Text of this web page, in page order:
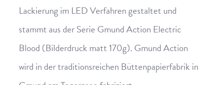
Lackierung im LED Verfahren gestaltet und
stammt aus der Serie Gmund Action Electric
Blood (Bilderdruck matt 170g). Gmund Action
wird in der traditionsreichen Büttenpapierfabrik in